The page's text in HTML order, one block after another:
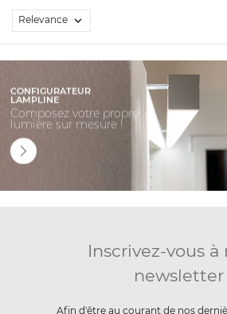
Relevance 
CONFIGURATEUR
LAMPLINE
Composez votre propre
lumière sur mesure !
Inscrivez-vous à
newsletter
Afin d'être au courant de nos